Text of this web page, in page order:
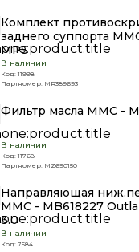
Комплект
заднего суппорта
MPS
В наличии
Код: 11998
Партномер: MR389693
Фильтр масла MMC -
В наличии
Код: 11768
Партномер: MZ690150
Направляющая
MMC - MB618227
3.0
В наличии
Код: 7584